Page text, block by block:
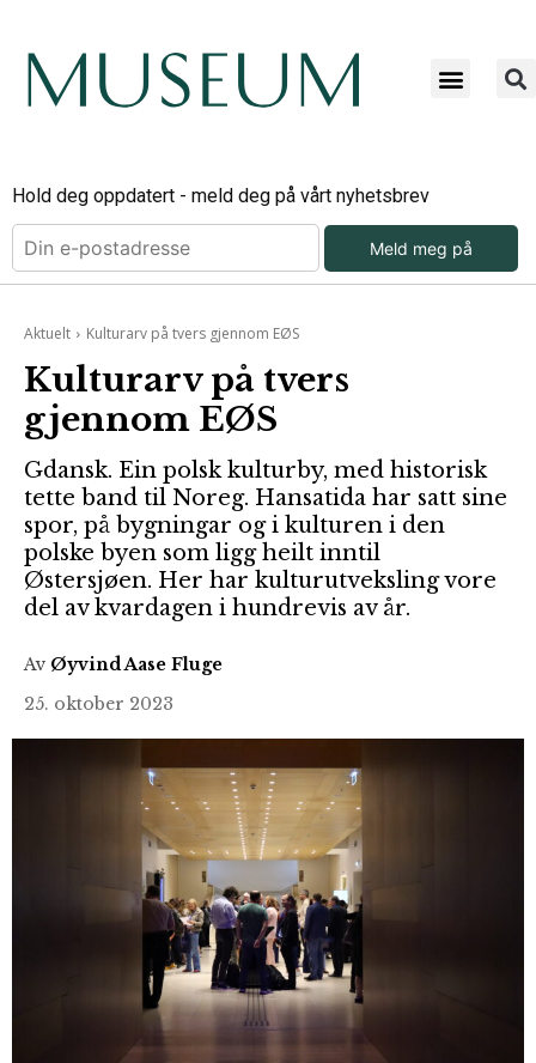
Hold deg oppdatert - meld deg på vårt nyhetsbrev
Meld meg på
Aktuelt Kulturarv på tvers gjennom EØS
Kulturarv på tvers
gjennom EØS
Gdansk. Ein polsk kulturby, med historisk
tette band til Noreg. Hansatida har satt sine
spor, på bygningar og i kulturen i den
polske byen som ligg heilt inntil
Østersjøen. Her har kulturutveksling vore
del av kvardagen i hundrevis av år.
Av Øyvind Aase Fluge
25. oktober 2023